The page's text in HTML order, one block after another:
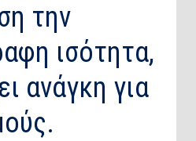
την
ισότητα,
ανάγκη για